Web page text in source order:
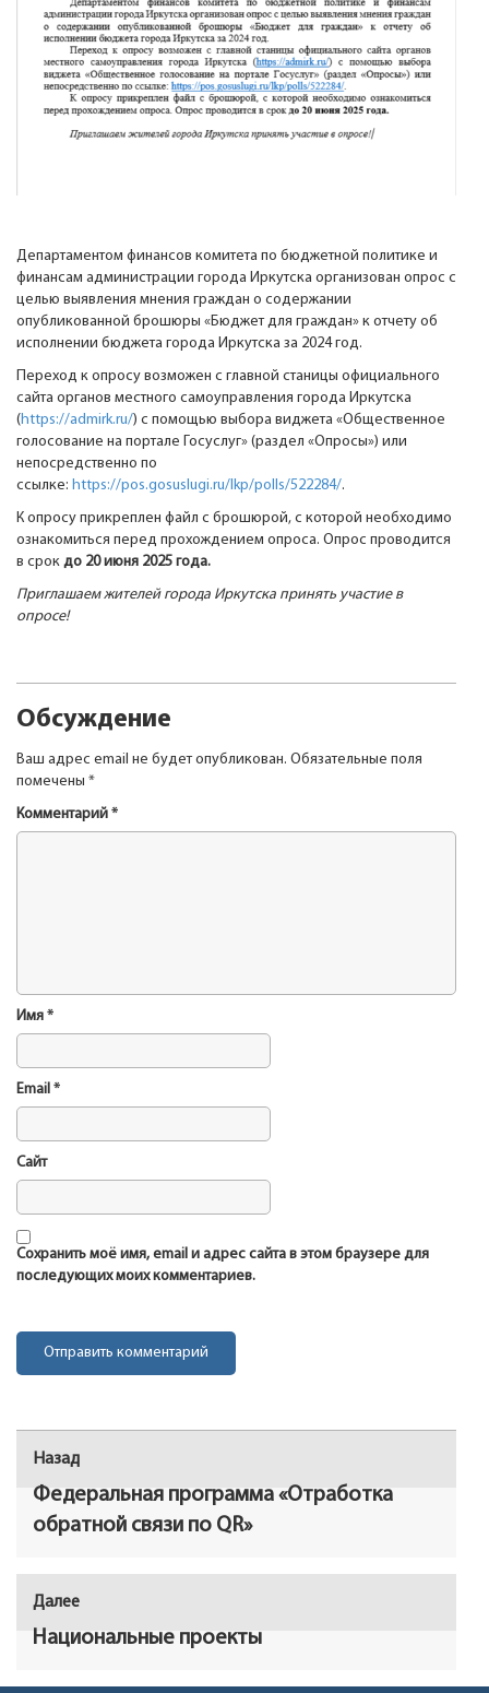
Департаментом финансов комитета по бюджетной политике и
финансам администрации города Иркутска организован опрос с
целью выявления мнения граждан о содержании
опубликованной брошюры «Бюджет для граждан» к отчету об
исполнении бюджета города Иркутска за 2024 год.
Переход к опросу возможен с главной станицы официального
сайта органов местного самоуправления города Иркутска
( https://admirk.ru/) с помощью выбора виджета «Общественное
голосование на портале Госуслуг» (раздел «Опросы») или
непосредственно по
ссылке: https://pos.gosuslugi.ru/lkp/polls/522284/.
К опросу прикреплен файл с брошюрой, с которой необходимо
ознакомиться перед прохождением опроса. Опрос проводится
в срок до 20 июня 2025 года.
Приглашаем жителей города Иркутска принять участие в
опросе!
Обсуждение
Ваш адрес email не будет опубликован. Обязательные поля
помечены *
Комментарий *
Имя *
Email *
Сайт
Сохранить моё имя, email и адрес сайта в этом браузере для
последующих моих комментариев.
Навигация
по
записям
Назад
Федеральная программа «Отработка
обратной связи по QR»
Далее
Национальные проекты